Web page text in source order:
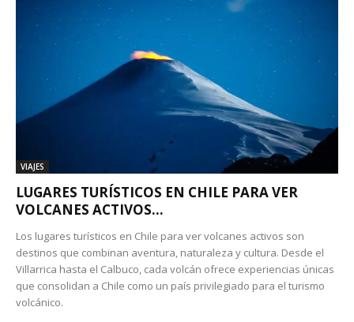
VIAJES
LUGARES TURÍSTICOS EN CHILE PARA VER
VOLCANES ACTIVOS...
Los lugares turísticos en Chile para ver volcanes activos son
destinos que combinan aventura, naturaleza y cultura. Desde el
Villarrica hasta el Calbuco, cada volcán ofrece experiencias únicas
que consolidan a Chile como un país privilegiado para el turismo
volcánico.